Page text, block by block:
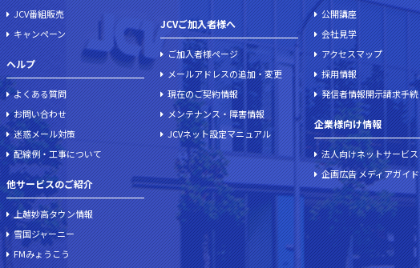
JCV番組販売
キャンペーン
ヘルプ
よくある質問
お問い合わせ
迷惑メール対策
配線例・工事について
他サービスのご紹介
上越妙高タウン情報
雪国ジャーニー
FMみょうこう
JCVご加入者様へ
ご加入者様ページ
メールアドレスの追加・変更
現在のご契約情報
メンテナンス・障害情報
JCVネット設定マニュアル
公開講座
会社見学
アクセスマップ
採用情報
発信者情報開示請求手続
企業様向け情報
法人向けネットサービス
企画広告 メディアガイド